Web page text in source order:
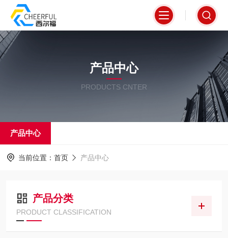
产品中心
PRODUCTS CNTER
产品中心
当前位置： 首页 产品中心
产品分类
PRODUCT CLASSIFICATION